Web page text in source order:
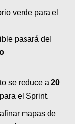
verde para el
pasará del
se reduce a 20
el Sprint.
mapas de